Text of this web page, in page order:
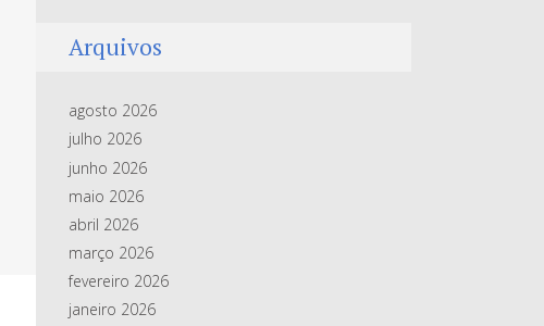
Arquivos
agosto 2026
julho 2026
junho 2026
maio 2026
abril 2026
março 2026
fevereiro 2026
janeiro 2026